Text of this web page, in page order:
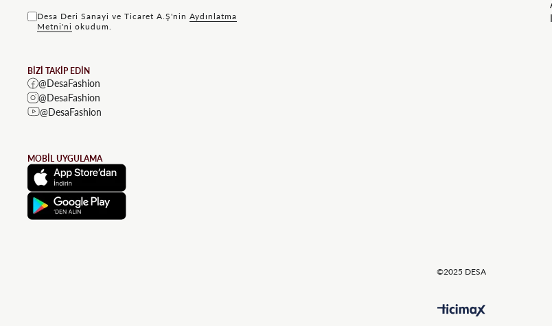
Desa Deri Sanayi ve Ticaret A.Ş'nin Aydınlatma
Metni'ni okudum.
BİZİ TAKİP EDİN
@DesaFashion
@DesaFashion
@DesaFashion
MOBİL UYGULAMA
©2025 DESA